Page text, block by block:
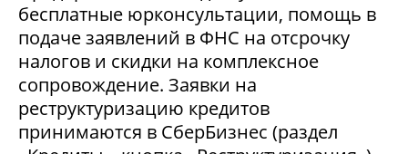
бесплатные юрконсультации, помощь в
подаче заявлений в ФНС на отсрочку
налогов и скидки на комплексное
сопровождение. Заявки на
реструктуризацию кредитов
принимаются в СберБизнес (раздел